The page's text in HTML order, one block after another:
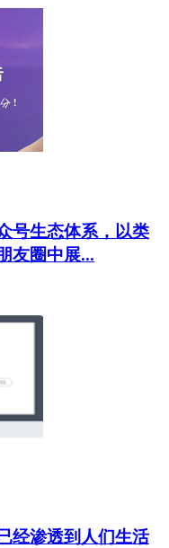
号生态体系，以类
友圈中展...
经渗透到人们生活